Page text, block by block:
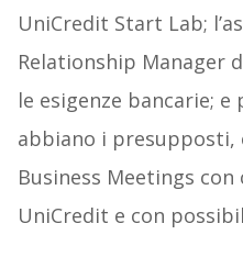
UniCredit Start Lab;
Relationship Manager
le esigenze bancarie;
abbiano i presupposti,
Business Meetings
UniCredit e con